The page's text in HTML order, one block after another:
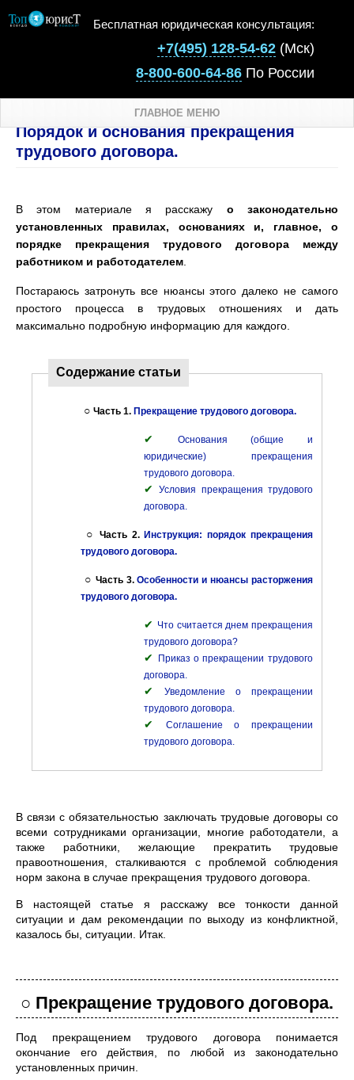
Бесплатная юридическая консультация:
+7(495) 128-54-62 (Мск)
8-800-600-64-86 По России
ГЛАВНОЕ МЕНЮ
Порядок и основания прекращения
трудового договора.
В этом материале я расскажу о законодательно
установленных правилах, основаниях и, главное, о
порядке прекращения трудового договора между
работником и работодателем.
Постараюсь затронуть все нюансы этого далеко не самого
простого процесса в трудовых отношениях и дать
максимально подробную информацию для каждого.
Содержание статьи
○Часть 1. Прекращение трудового договора.
✔
Основания (общие и
юридические) прекращения
трудового договора.
✔
Условия прекращения трудового
договора.
○Часть 2. Инструкция: порядок прекращения
трудового договора.
○ Часть 3.Особенности и нюансы расторжения
трудового договора.
✔ Что считается днем прекращения
трудового договора?
✔
Приказ о прекращении трудового
договора.
✔
Уведомление о прекращении
трудового договора.
✔
Соглашение о прекращении
трудового договора.
В связи с обязательностью заключать трудовые договоры со
всеми сотрудниками организации, многие работодатели, а
также работники, желающие прекратить трудовые
правоотношения, сталкиваются с проблемой соблюдения
норм закона в случае прекращения трудового договора.
В настоящей статье я расскажу все тонкости данной
ситуации и дам рекомендации по выходу из конфликтной,
казалось бы, ситуации. Итак.
○ Прекращение трудового договора.
Под прекращением трудового договора понимается
окончание его действия, по любой из законодательно
установленных причин.